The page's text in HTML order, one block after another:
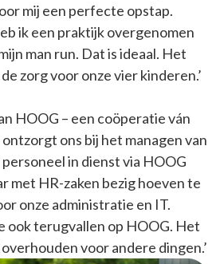
mij een perfecte opstap.
ik een praktijk overgenomen
man run. Dat is ideaal. Het
zorg voor onze vier kinderen.’
HOOG – een coöperatie ván
ons bij het managen van
in dienst via HOOG
met HR-zaken bezig hoeven te
onze administratie en IT.
ook terugvallen op HOOG. Het
voor andere dingen.’